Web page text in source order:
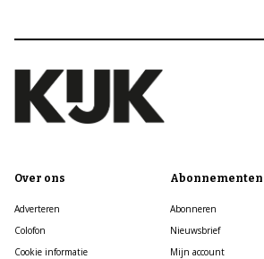
Over ons
Adverteren
Colofon
Cookie informatie
Abonnementen
Abonneren
Nieuwsbrief
Mijn account